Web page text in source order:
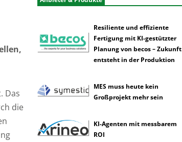
Das
die
Resiliente und effiziente
Fertigung mit KI-gestützter
Planung von becos – Zukunft
entsteht in der Produktion
MES muss heute kein
Großprojekt mehr sein
KI-Agenten mit messbarem
ROI